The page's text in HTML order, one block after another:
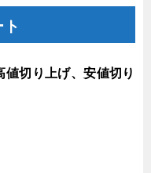
値切り上げ、安値切り